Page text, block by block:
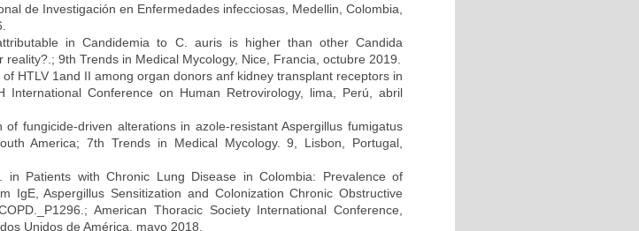
de Investigación en Enfermedades infecciosas, Medellin, Colombia,
in Candidemia to C. auris is higher than other Candida
reality?.; 9th Trends in Medical Mycology, Nice, Francia, octubre 2019.
HTLV 1and II among organ donors anf kidney transplant receptors in
International Conference on Human Retrovirology, lima, Perú, abril
of fungicide-driven alterations in azole-resistant Aspergillus fumigatus
America; 7th Trends in Medical Mycology. 9, Lisbon, Portugal,
in Patients with Chronic Lung Disease in Colombia: Prevalence of
IgE, Aspergillus Sensitization and Colonization Chronic Obstructive
American Thoracic Society International Conference,
Unidos de América, mayo 2018.